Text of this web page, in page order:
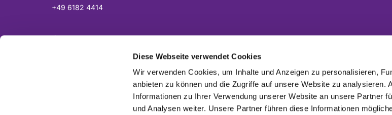
Diese Webseite verwendet Cookies
Wir verwenden Cookies, um Inhalte und Anzeigen zu personalisieren,
anbieten zu können und die Zugriffe auf unsere Website zu analysieren.
Informationen zu Ihrer Verwendung unserer Website an unsere Partner
und Analysen weiter. Unsere Partner führen diese Informationen
+49 6182 4414
Spendenkonto:
DE07 5065 2124 0001 0040 43
Sparkasse Langen-Seligenstadt
ggf. das Projekt und/oder die